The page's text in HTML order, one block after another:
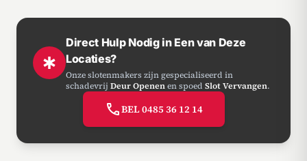
emergency
Direct Hulp Nodig in Een van Deze
Locaties?
Onze slotenmakers zijn gespecialiseerd in
schadevrij Deur Openenen spoed Slot Vervangen.
callBEL 0485 36 12 14